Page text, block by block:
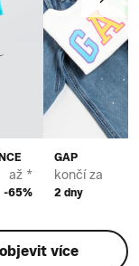
až *
-65%
GAP
končí za
2 dny
více